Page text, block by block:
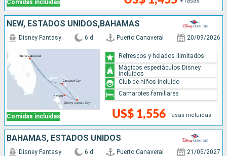
Comidas incluidas
NEW, ESTADOS UNIDOS,BAHAMAS
Comidas incluidas
Disney Fantasy 6 d Puerto Canaveral 20/09/2026
US$ 1,556 Tasas incluidas
Refrescos y helados ilimitados
Mágicos espectáculos Disney
incluidos
Club de niños incluido
Camarotes familiares
BAHAMAS, ESTADOS UNIDOS
Disney Fantasy 6 d Puerto Canaveral 21/05/2027